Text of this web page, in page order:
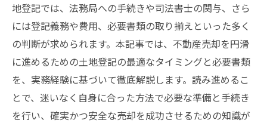
地登記では、法務局への手続きや司法書士の関与、さら
には登記義務や費用、必要書類の取り揃えといった多く
の判断が求められます。本記事では、不動産売却を円滑
に進めるための土地登記の最適なタイミングと必要書類
を、実務経験に基づいて徹底解説します。読み進めるこ
とで、迷いなく自身に合った方法で必要な準備と手続き
を行い、確実かつ安全な売却を成功させるための知識が